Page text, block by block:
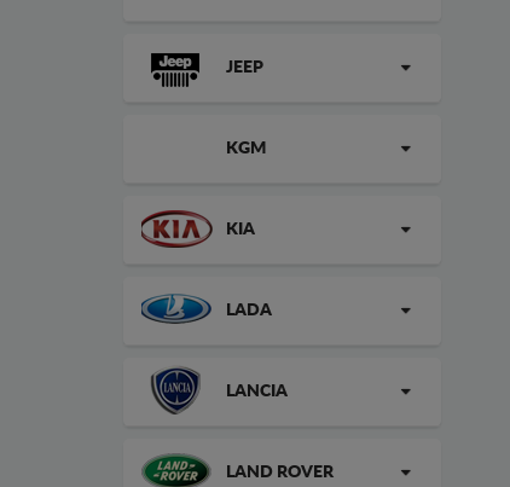
JEEP
KGM
KIA
LADA
LANCIA
LAND ROVER